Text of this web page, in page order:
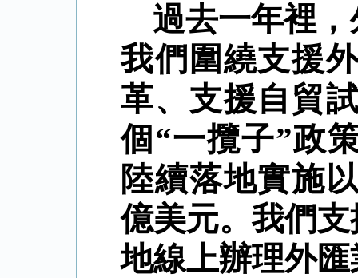
過去一年裡
我們圍繞支援
革、支援自貿
個 “一攬子”政
陸續落地實施
億美元。我們
地線上辦理外